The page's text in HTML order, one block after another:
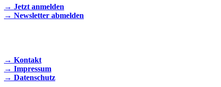
→ Jetzt anmelden
→ Newsletter abmelden
→ Kontakt
→ Impressum
→ Datenschutz